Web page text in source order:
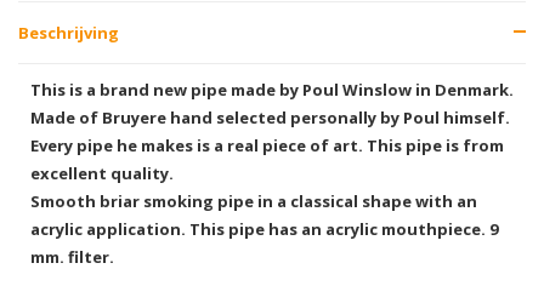
Beschrijving
This is a brand new pipe made by Poul Winslow in Denmark.
Made of Bruyere hand selected personally by Poul himself.
Every pipe he makes is a real piece of art. This pipe is from
excellent quality.
Smooth briar smoking pipe in a classical shape with an
acrylic application. This pipe has an acrylic mouthpiece. 9
mm. filter.